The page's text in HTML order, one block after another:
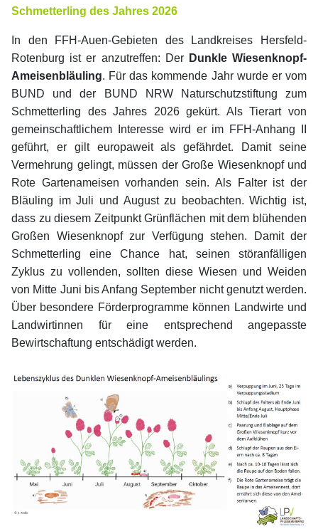
Schmetterling des Jahres 2026
In den FFH-Auen-Gebieten des Landkreises Hersfeld-
Rotenburg ist er anzutreffen: Der Dunkle Wiesenknopf-
Ameisenbläuling. Für das kommende Jahr wurde er vom
BUND und der BUND NRW Naturschutzstiftung zum
Schmetterling des Jahres 2026 gekürt. Als Tierart von
gemeinschaftlichem Interesse wird er im FFH-Anhang II
geführt, er gilt europaweit als gefährdet. Damit seine
Vermehrung gelingt, müssen der Große Wiesenknopf und
Rote Gartenameisen vorhanden sein. Als Falter ist der
Bläuling im Juli und August zu beobachten. Wichtig ist,
dass zu diesem Zeitpunkt Grünflächen mit dem blühenden
Großen Wiesenknopf zur Verfügung stehen. Damit der
Schmetterling eine Chance hat, seinen störanfälligen
Zyklus zu vollenden, sollten diese Wiesen und Weiden
von Mitte Juni bis Anfang September nicht genutzt werden.
Über besondere Förderprogramme können Landwirte und
Landwirtinnen für eine entsprechend angepasste
Bewirtschaftung entschädigt werden.